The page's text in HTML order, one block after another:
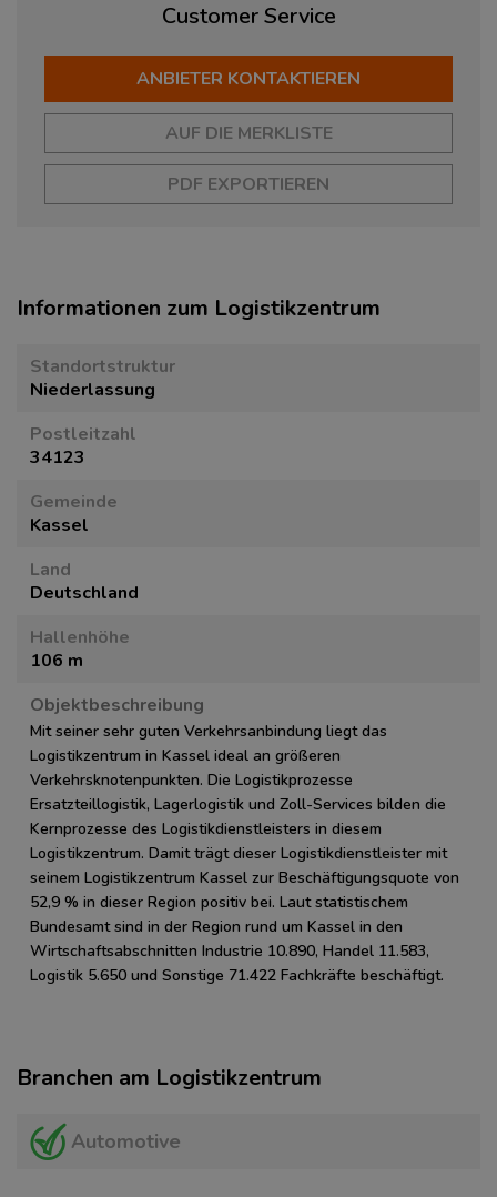
Customer Service
ANBIETER KONTAKTIEREN
AUF DIE MERKLISTE
PDF EXPORTIEREN
Informationen zum Logistikzentrum
Standortstruktur
Niederlassung
Postleitzahl
34123
Gemeinde
Kassel
Land
Deutschland
Hallenhöhe
106 m
Objektbeschreibung
Mit seiner sehr guten Verkehrsanbindung liegt das
Logistikzentrum in Kassel ideal an größeren
Verkehrsknotenpunkten. Die Logistikprozesse
Ersatzteillogistik, Lagerlogistik und Zoll-Services bilden die
Kernprozesse des Logistikdienstleisters in diesem
Logistikzentrum. Damit trägt dieser Logistikdienstleister mit
seinem Logistikzentrum Kassel zur Beschäftigungsquote von
52,9 % in dieser Region positiv bei. Laut statistischem
Bundesamt sind in der Region rund um Kassel in den
Wirtschaftsabschnitten Industrie 10.890, Handel 11.583,
Logistik 5.650 und Sonstige 71.422 Fachkräfte beschäftigt.
Branchen am Logistikzentrum
Automotive